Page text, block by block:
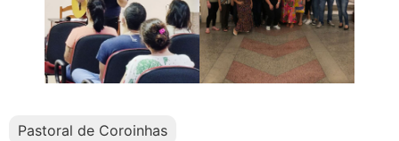
Pastoral de Coroinhas